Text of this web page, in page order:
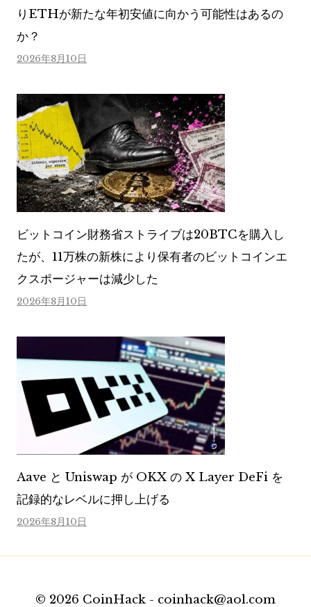
りETHが新たな年初安値に向かう可能性はあるの
か？
2026年8月10日
ビットコイン財務省ストライブは20BTCを購入し
たが、11万株の新株により保有者のビットコインエ
クスポージャーは減少した
2026年8月10日
Aave と Uniswap が OKX の X Layer DeFi を
記録的なレベルに押し上げる
2026年8月10日
© 2026 CoinHack - coinhack@aol.com